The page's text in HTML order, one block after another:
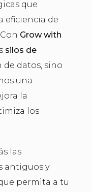
que
eficiencia de
Grow with
silos de
de datos, sino
una
la
los
las
antiguos y
permita a tu